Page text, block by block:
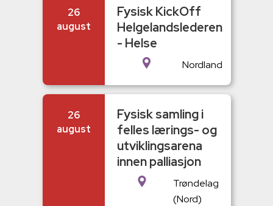
26
august
Fysisk KickOff
Helgelandslederen
- Helse
Nordland
26
august
Fysisk samling i
felles lærings- og
utviklingsarena
innen palliasjon
Trøndelag
(Nord)